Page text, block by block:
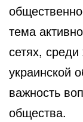
тема
сетях,
украинской
важность
общества.